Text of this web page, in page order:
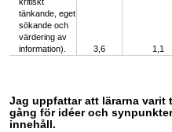
tänkande, eget
sökande och
värdering av
information).
3,6 1,1
Jag uppfattar att lärarna varit
gång för idéer och
innehåll.